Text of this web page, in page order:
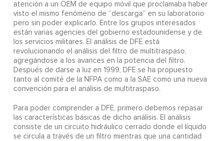
atención a un OEM de equipo móvil que proclamaba haber
visto el mismo fenómeno de “descarga” en su laboratorio
pero sin poder explicarlo. Entre los grupos interesados
están varias agencies del gobierno estadounidense y de
los servicios militares. El análisis de DFE está
revolucionando el análisis del filtro de multitraspaso,
agregándose a los avances en la potencia del filtro.
Después de darse a luz en 1999, DFE se ha propuesto
tanto al comité de la NFPA como a la SAE como una nueva
convención para el análisis de multitraspaso.
Para poder comprender a DFE, primero debemos repasar
las características básicas de dicho análisis. El análisis
consiste de un circuito hidráulico cerrado donde el líquido
se circula a través de un filtro mientras que una cantidad